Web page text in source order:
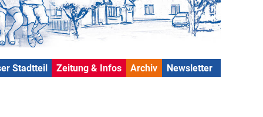
Stadtteil Zeitung & Infos Archiv Newsletter